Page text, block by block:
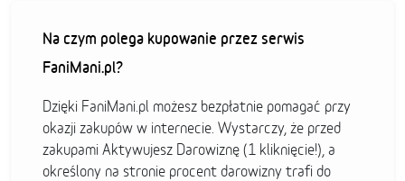
Na czym polega kupowanie przez serwis
FaniMani.pl?
Dzięki FaniMani.pl możesz bezpłatnie pomagać przy
okazji zakupów w internecie. Wystarczy, że przed
zakupami Aktywujesz Darowiznę (1 kliknięcie!), a
określony na stronie procent darowizny trafi do